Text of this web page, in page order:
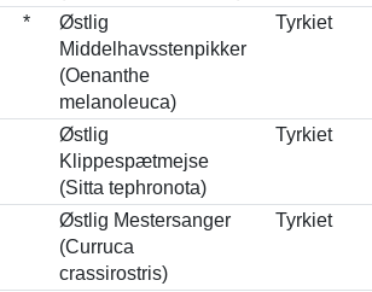
*
Østlig
Middelhavsstenpikker
(Oenanthe
melanoleuca)
Tyrkiet
Østlig
Klippespætmejse
(Sitta tephronota)
Tyrkiet
Østlig Mestersanger
(Curruca
crassirostris)
Tyrkiet